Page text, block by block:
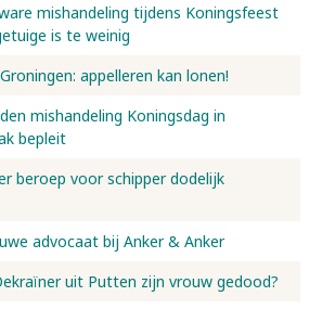
mishandeling tijdens Koningsfeest
is te weinig
appelleren kan lonen!
mishandeling Koningsdag in
bepleit
beroep voor schipper dodelijk
advocaat bij Anker & Anker
uit Putten zijn vrouw gedood?